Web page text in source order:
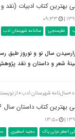
بهترین کتاب ادبیات (نقد
۰۹:۳۳
نظرسنجی سالنامه شهرستان ادب
سال نو و نوروز طبق
شعر و داستان و نقد
شهرستان ادب» از
کتاب داستان سال ۱۳۹۶
۱۳:۵۰
اصغر عزتی پاک مجید اسطیری